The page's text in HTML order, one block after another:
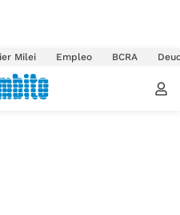
Milei Empleo BCRA